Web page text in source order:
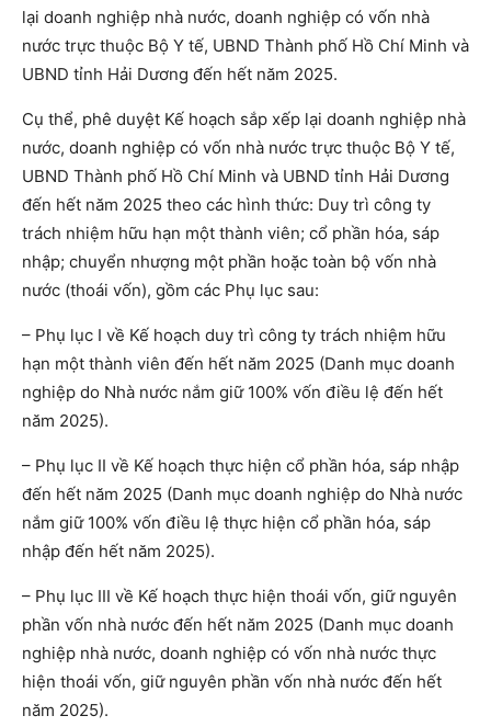
lại doanh nghiệp nhà nước, doanh nghiệp có vốn nhà
nước trực thuộc Bộ Y tế, UBND Thành phố Hồ Chí Minh và
UBND tỉnh Hải Dương đến hết năm 2025.
Cụ thể, phê duyệt Kế hoạch sắp xếp lại doanh nghiệp nhà
nước, doanh nghiệp có vốn nhà nước trực thuộc Bộ Y tế,
UBND Thành phố Hồ Chí Minh và UBND tỉnh Hải Dương
đến hết năm 2025 theo các hình thức: Duy trì công ty
trách nhiệm hữu hạn một thành viên; cổ phần hóa, sáp
nhập; chuyển nhượng một phần hoặc toàn bộ vốn nhà
nước (thoái vốn), gồm các Phụ lục sau:
– Phụ lục I về Kế hoạch duy trì công ty trách nhiệm hữu
hạn một thành viên đến hết năm 2025 (Danh mục doanh
nghiệp do Nhà nước nắm giữ 100% vốn điều lệ đến hết
năm 2025).
– Phụ lục II về Kế hoạch thực hiện cổ phần hóa, sáp nhập
đến hết năm 2025 (Danh mục doanh nghiệp do Nhà nước
nắm giữ 100% vốn điều lệ thực hiện cổ phần hóa, sáp
nhập đến hết năm 2025).
– Phụ lục III về Kế hoạch thực hiện thoái vốn, giữ nguyên
phần vốn nhà nước đến hết năm 2025 (Danh mục doanh
nghiệp nhà nước, doanh nghiệp có vốn nhà nước thực
hiện thoái vốn, giữ nguyên phần vốn nhà nước đến hết
năm 2025).